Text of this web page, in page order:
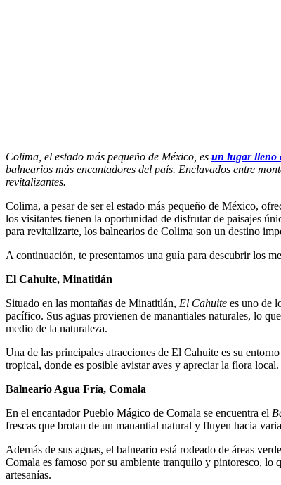
Colima, el estado más pequeño de México, es un lugar lleno
balnearios más encantadores del país. Enclavados entre
revitalizantes.
Colima, a pesar de ser el estado más pequeño de México,
los visitantes tienen la oportunidad de disfrutar de paisajes
para revitalizarte, los balnearios de Colima son un destino
A continuación, te presentamos una guía para descubrir los
El Cahuite, Minatitlán
Situado en las montañas de Minatitlán, El Cahuite es uno de
pacífico. Sus aguas provienen de manantiales naturales, lo
medio de la naturaleza.
Una de las principales atracciones de El Cahuite es su
tropical, donde es posible avistar aves y apreciar la flora
Balneario Agua Fría, Comala
En el encantador Pueblo Mágico de Comala se encuentra el
frescas que brotan de un manantial natural y fluyen hacia
Además de sus aguas, el balneario está rodeado de áreas
Comala es famoso por su ambiente tranquilo y pintoresco, lo
artesanías.